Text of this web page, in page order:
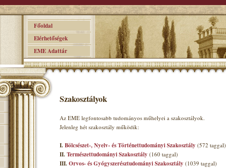
Főoldal
Elérhetőségek
EME Adattár
Szakosztályok
Az EME legfontosabb tudományos műhelyei a szakosztályok.
Jelenleg hét szakosztály működik:
I.Bölcsészet-, Nyelv- és Történettudományi Szakosztály (572 taggal)
II.Természettudományi Szakosztály (160 taggal)
III.Orvos- és Gyógyszerésztudományi Szakosztály (1039 taggal)